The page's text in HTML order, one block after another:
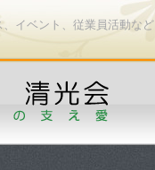
イベント、従業員活動な